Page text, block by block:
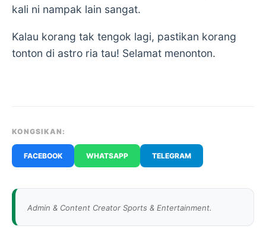
kali ni nampak lain sangat.
Kalau korang tak tengok lagi, pastikan korang
tonton di astro ria tau! Selamat menonton.
KONGSIKAN:
FACEBOOK WHATSAPP TELEGRAM
Admin & Content Creator Sports & Entertainment.